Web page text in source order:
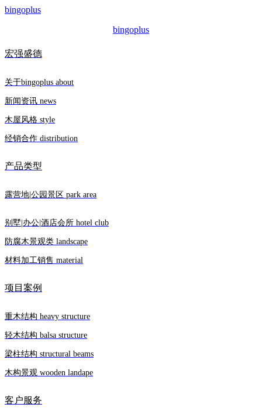
bingoplus
bingoplus
宏强盛德
关于bingoplus about
新闻资讯 news
木屋风格 style
经销合作 distribution
产品类型
露营地|公园景区 park area
别墅|办公|酒店会所 hotel club
防腐木景观类 landscape
材料加工销售 material
项目案例
重木结构 heavy structure
轻木结构 balsa structure
梁柱结构 structural beams
木构景观 wooden landape
客户服务